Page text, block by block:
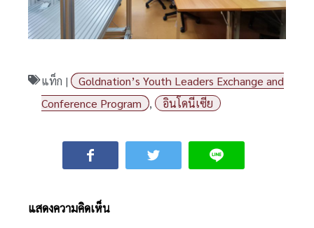
แท็ก |
Goldnation’s Youth Leaders Exchange and
Conference Program
, อินโดนีเซีย
แสดงความคิดเห็น